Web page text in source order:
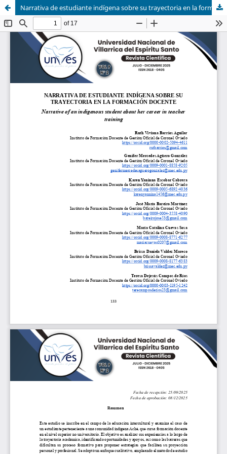
Narrativa de estudiante indígena sobre su trayectoria en la formación docente